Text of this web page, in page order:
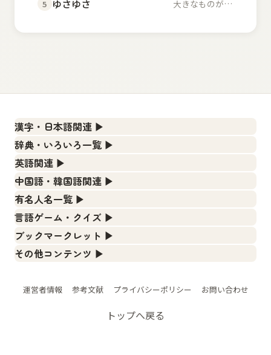
5 ゆさゆさ 大きなものが左右に揺...
漢字・日本語関連 ▶
漢字の読み方検索、手書き入力、書き順練習など、日本語学
習に役立つツールを集めています。
人名漢字辞典 - 読み方検索
手書き漢字入力
漢字の書き方・書き順 書き取り練習帳
ひらがなの書き方・書き順
カタカナの書き方・書き順
辞書
辞典・いろいろ一覧 ▶
部首・画数別の漢字一覧、熟語辞典、地名・駅名検索など、
各種リファレンスツールです。
部首画数別漢字一覧
常用漢字一覧
人名用漢字一覧
画数別なまえ漢字一覧
イメージ・印象から漢字や熟語を探す
画数別名前・地名一覧
英語関連 ▶
カタカナ語・略語の意味検索、発音記号、リスニング練習な
ど英語学習ツールです。
カタカナ語の意味・発音・類語辞典
英語の発音記号一覧
英単語リスニングテスト
英語の意味・発音の違い
略語の正式名称・意味・発音辞典
中国語・韓国語関連 ▶
中国語のピンイン変換、韓国語の手書き入力など、アジア言
語学習ツールです。
手書き中国語入力 変換ツール
ピンイン一覧表
外国語翻訳ツール
有名人名一覧 ▶
海外セレブやスポーツ選手の名前の読み方・発音を確認でき
海外有名人の苗字・名前一覧と発音 🔊
WEリーグ選手名一覧
言語ゲーム・クイズ ▶
四字熟語パズルや漢字クイズなど、楽しみながら学べるゲー
有名人名前読みクイズ（毎日更新）
四字熟語パズルゲーム
ブックマークレット ▶
ブラウザに登録して、どのサイトからでも漢字や英語を検索
漢字読み方検索ブックマークレット
特殊文字・記号検索ブックマークレット
その他コンテンツ ▶
トレンドワード・イメージギャラリー
運営者情報 参考文献 プライバシーポリシー お問い合わせ
トップへ戻る